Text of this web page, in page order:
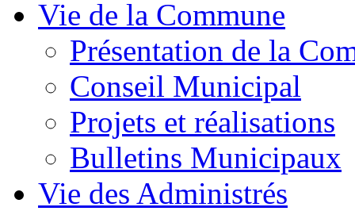
Vie de la Commune
Présentation de la
Conseil Municipal
Projets et réalisations
Bulletins Municipaux
Vie des Administrés